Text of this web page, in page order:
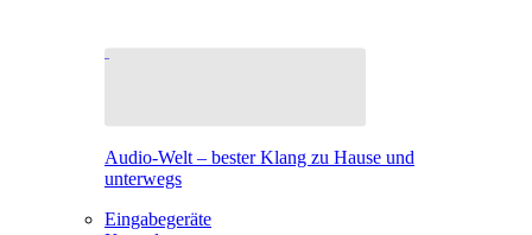
Audio-Welt – bester Klang zu Hause und
unterwegs
Eingabegeräte